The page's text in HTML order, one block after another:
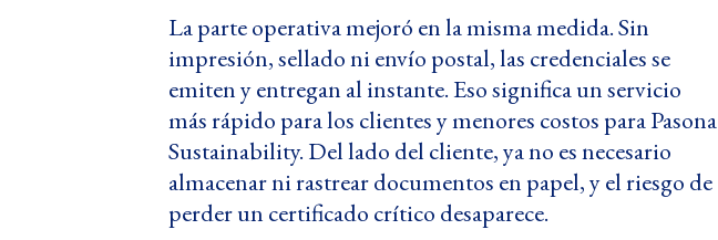
La parte operativa mejoró en la misma medida. Sin
impresión, sellado ni envío postal, las credenciales se
emiten y entregan al instante. Eso significa un servicio
más rápido para los clientes y menores costos para Pasona
Sustainability. Del lado del cliente, ya no es necesario
almacenar ni rastrear documentos en papel, y el riesgo de
perder un certificado crítico desaparece.